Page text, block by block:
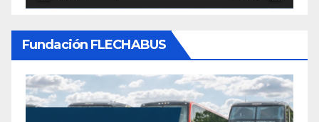
Fundación FLECHABUS